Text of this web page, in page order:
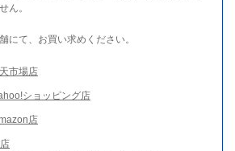
ん。
にて、お買い求めください。
市場店
ショッピング店
店